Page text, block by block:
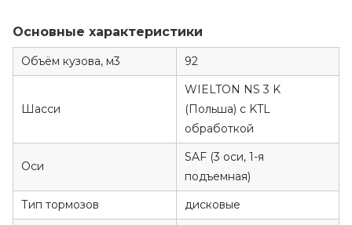
Основные характеристики
Объём кузова, м3 92
Шасси
WIELTON NS 3 K
(Польша) c KTL
обработкой
Оси
SAF (3 оси, 1-я
подъемная)
Тип тормозов
дисковые